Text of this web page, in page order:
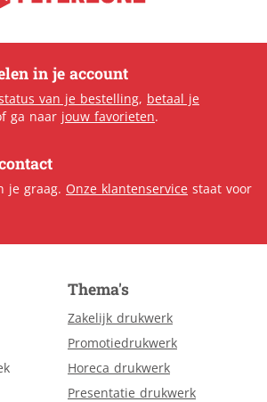
in je account
van je bestelling, betaal je
ga naar jouw favorieten.
je graag. Onze klantenservice staat voor
Thema's
Zakelijk drukwerk
Promotiedrukwerk
Horeca drukwerk
Presentatie drukwerk